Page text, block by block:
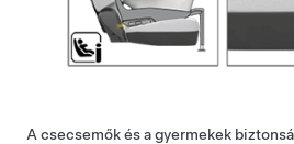
A csecsemők és a gyermekek